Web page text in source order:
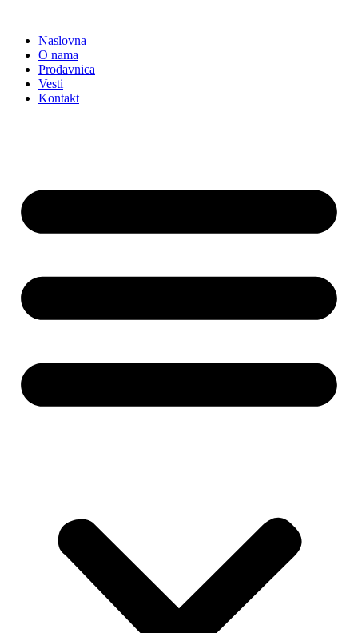
sadržajNaslovna
O nama
Prodavnica
Vesti
Kontakt